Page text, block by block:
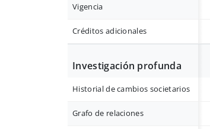
Vigencia
Créditos adicionales
Investigación profunda
Historial de cambios societarios
Grafo de relaciones